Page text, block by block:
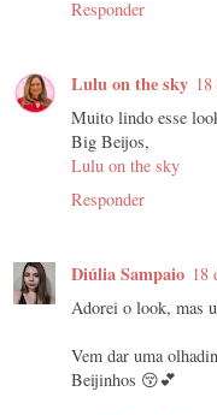
Responder
Lulu on the sky
Muito lindo esse
Big Beijos,
Lulu on the sky
Responder
Diúlia Sampaio 18
Adorei o look, mas
Vem dar uma
Beijinhos 😚💕